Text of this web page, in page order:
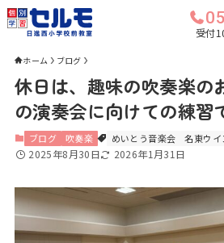
受付
ホーム ブログ
休日は、趣味の吹奏楽
の演奏会に向けての練習
ブログ 吹奏楽 めいとう音楽会 名東ウイ
2025年8月30日 2026年1月31日